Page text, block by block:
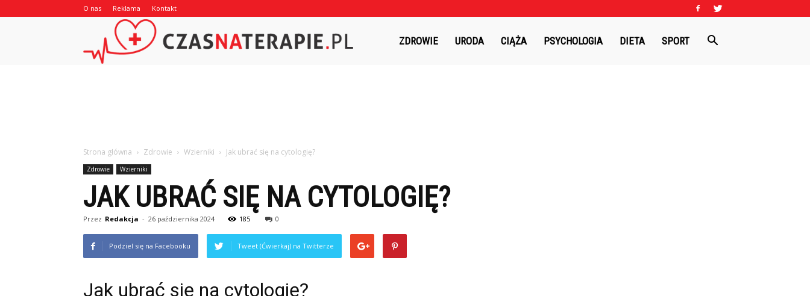
O nas Reklama Kontakt
Czasnaterapie.plZDROWIE URODA CIĄŻA PSYCHOLOGIA DIETA SPORT
Strona główna Zdrowie Wzierniki Jak ubrać się na cytologię?
Zdrowie Wzierniki
JAK UBRAĆ SIĘ NA CYTOLOGIĘ?
Przez Redakcja - 26 października 2024 185 0
Podziel się na Facebooku Tweet (Ćwierkaj) na Twitterze
Jak ubrać się na cytologię?